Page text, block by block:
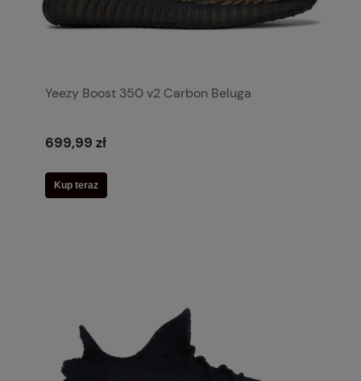
Yeezy Boost 350 v2 Carbon Beluga
699,99 zł
Kup teraz